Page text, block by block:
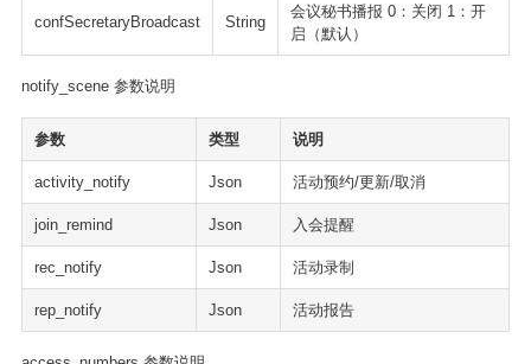
confSecretaryBroadcast String
会议秘书播报 0：关闭 1：开
启（默认）
notify_scene 参数说明
参数 类型 说明
activity_notify Json 活动预约/更新/取消
join_remind Json 入会提醒
rec_notify Json 活动录制
rep_notify Json 活动报告